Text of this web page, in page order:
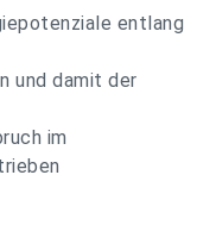
entlang
und damit der
im